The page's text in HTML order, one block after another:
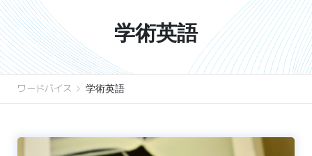
学術英語
ワードバイス 学術英語